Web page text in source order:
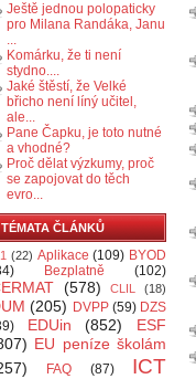
Ještě jednou polopaticky
pro Milana Randáka, Janu
...
Komárku, že ti není
stydno....
Jaké štěstí, že Velké
břicho není líný učitel,
ale...
Pane Čapku, je toto nutné
a vhodné?
Proč dělat výzkumy, proč
se zapojovat do těch
evro...
TÉMATA ČLÁNKŮ
(22) Aplikace (109) BYOD
Bezplatně (102)
(578) CLIL (18)
(205) DVPP (59) DZS
EDUin (852)
ESF
EU peníze školám
FAQ (87)
ICT